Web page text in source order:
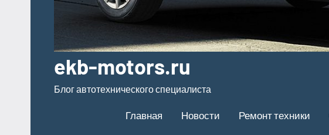
ekb-motors.ru
Блог автотехнического специалиста
Главная Новости Ремонт техники